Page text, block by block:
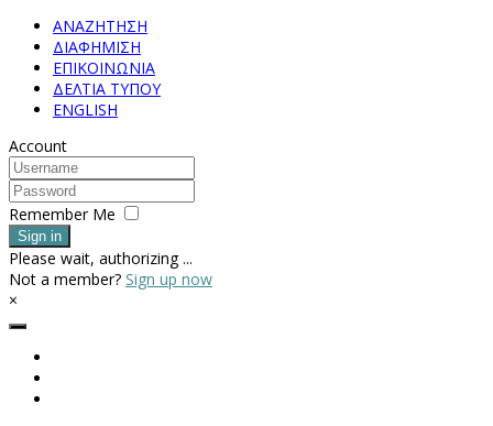
ΑΝΑΖΗΤΗΣΗ
ΔΙΑΦΗΜΙΣΗ
ΕΠΙΚΟΙΝΩΝΙΑ
ΔΕΛΤΙΑ ΤΥΠΟΥ
ENGLISH
Account
Remember Me
Sign in
Please wait, authorizing ...
Not a member? Sign up now
×